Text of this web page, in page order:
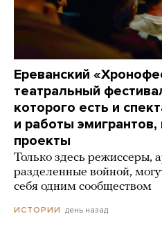
Ереванский
театральный
которого есть и
и работы
проекты
Только здесь режиссеры,
разделенные войной,
себя одним сообществом
ИСТОРИИ день назад